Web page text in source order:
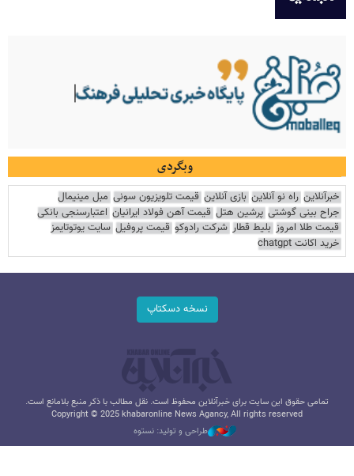
وبگردی
خبرآنلاین راه نو آنلاین بازی آنلاین قیمت تلویزیون سونی مبل مینیمال
جراح بینی گوشتی پرشین هتل قیمت آهن فولاد ایرانیان اعتبارسنجی بانکی
قیمت طلا امروز بلیط قطار شرکت رادوکو قیمت پروفیل سایت یوتوتایمز
خرید اکانت chatgpt
نسخه دسکتاپ
تمامی حقوق این سایت برای خبرآنلاین محفوظ است. نقل مطالب با ذکر منبع بلامانع است.
Copyright © 2025 khabaronline News Agancy, All rights reserved
طراحی و تولید: نستوه